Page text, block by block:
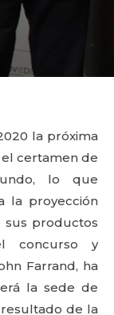
la próxima
el certamen de
lo que
la proyección
sus productos
concurso y
Farrand, ha
la sede de
de la